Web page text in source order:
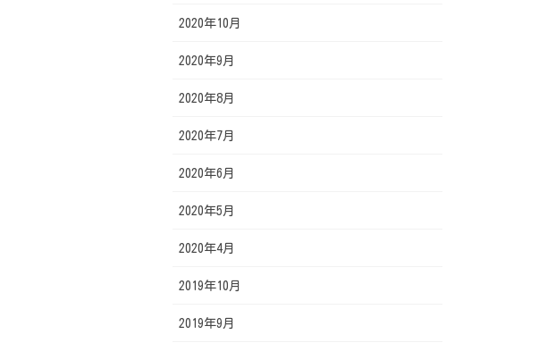
2020年10月
2020年9月
2020年8月
2020年7月
2020年6月
2020年5月
2020年4月
2019年10月
2019年9月